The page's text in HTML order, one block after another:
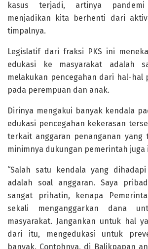
kasus terjadi, artinya
menjadikan kita berhenti dari
timpalnya.
Legislatif dari fraksi PKS ini
edukasi ke masyarakat adalah
melakukan pencegahan dari hal-hal
pada perempuan dan anak.
Dirinya mengakui banyak kendala
edukasi pencegahan kekerasan
terkait anggaran penanganan yang
minimnya dukungan pemerintah juga
“Salah satu kendala yang
adalah soal anggaran. Saya
sangat prihatin, kenapa
sekali menganggarkan dana
masyarakat. Jangankan untuk hal
dari itu, mengedukasi untuk
banyak. Contohnya, di Balikpapan